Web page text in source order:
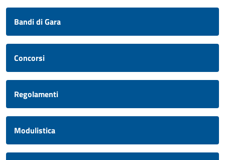
Bandi di Gara
Concorsi
Regolamenti
Modulistica